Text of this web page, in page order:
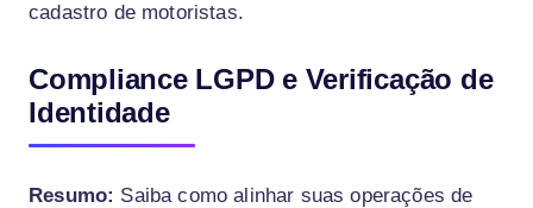
cadastro de motoristas.
Compliance LGPD e Verificação de
Identidade
Resumo: Saiba como alinhar suas operações de